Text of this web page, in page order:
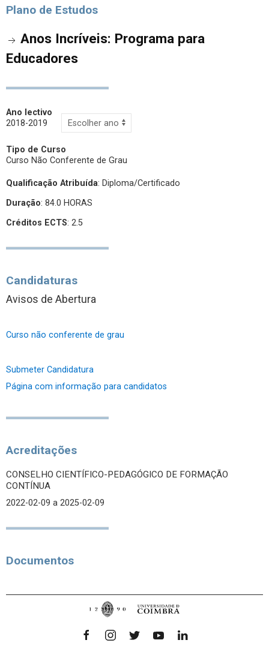
Plano de Estudos
Anos Incríveis: Programa para
Educadores
Ano lectivo
2018-2019
Tipo de Curso
Curso Não Conferente de Grau
Qualificação Atribuída: Diploma/Certificado
Duração: 84.0 HORAS
Créditos ECTS: 2.5
Candidaturas
Avisos de Abertura
Curso não conferente de grau
Submeter Candidatura
Página com informação para candidatos
Acreditações
CONSELHO CIENTÍFICO-PEDAGÓGICO DE FORMAÇÃO
CONTÍNUA
2022-02-09 a 2025-02-09
Documentos